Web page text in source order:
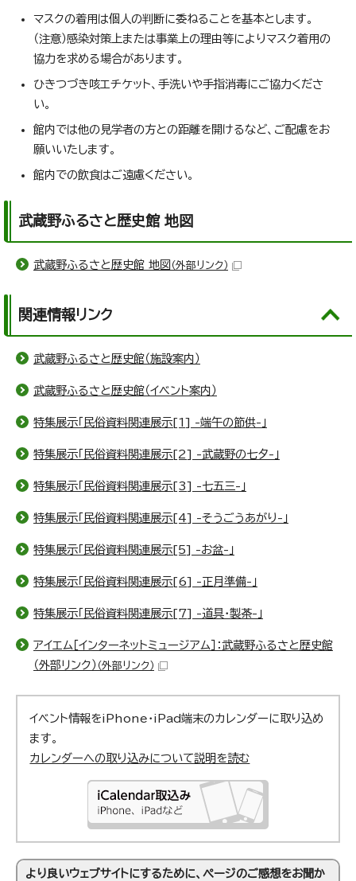
マスクの着用は個人の判断に委ねることを基本とします。
（注意）感染対策上または事業上の理由等によりマスク着用の
協力を求める場合があります。
ひきつづき咳エチケット、手洗いや手指消毒にご協力くださ
い。
館内では他の見学者の方との距離を開けるなど、ご配慮をお
願いいたします。
館内での飲食はご遠慮ください。
武蔵野ふるさと歴史館 地図
武蔵野ふるさと歴史館 地図 （外部リンク）
関連情報リンク
武蔵野ふるさと歴史館（施設案内）
武蔵野ふるさと歴史館（イベント案内）
特集展示「民俗資料関連展示[1] -端午の節供-」
特集展示「民俗資料関連展示[2] -武蔵野の七夕-」
特集展示「民俗資料関連展示[3] -七五三-」
特集展示「民俗資料関連展示[4] -そうごうあがり-」
特集展示「民俗資料関連展示[5] -お盆-」
特集展示「民俗資料関連展示[6] -正月準備-」
特集展示「民俗資料関連展示[7] -道具・製茶-」
アイエム［インターネットミュージアム］：武蔵野ふるさと歴史館
（外部リンク） （外部リンク）
イベント情報をiPhone・iPad端末のカレンダーに取り込め
ます。
カレンダーへの取り込みについて説明を読む
より良いウェブサイトにするために、ページのご感想をお聞か